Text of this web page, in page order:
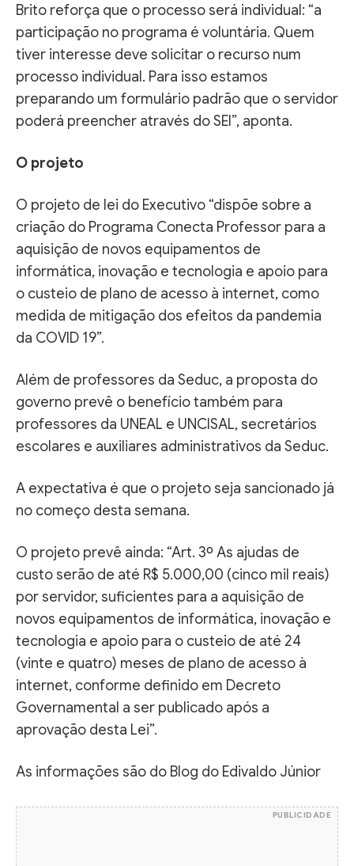
Brito reforça que o processo será individual: “a
participação no programa é voluntária. Quem
tiver interesse deve solicitar o recurso num
processo individual. Para isso estamos
preparando um formulário padrão que o servidor
poderá preencher através do SEI”, aponta.
O projeto
O projeto de lei do Executivo “dispõe sobre a
criação do Programa Conecta Professor para a
aquisição de novos equipamentos de
informática, inovação e tecnologia e apoio para
o custeio de plano de acesso à internet, como
medida de mitigação dos efeitos da pandemia
da COVID 19”.
Além de professores da Seduc, a proposta do
governo prevê o benefício também para
professores da UNEAL e UNCISAL, secretários
escolares e auxiliares administrativos da Seduc.
A expectativa é que o projeto seja sancionado já
no começo desta semana.
O projeto prevê ainda: “Art. 3º As ajudas de
custo serão de até R$ 5.000,00 (cinco mil reais)
por servidor, suficientes para a aquisição de
novos equipamentos de informática, inovação e
tecnologia e apoio para o custeio de até 24
(vinte e quatro) meses de plano de acesso à
internet, conforme definido em Decreto
Governamental a ser publicado após a
aprovação desta Lei”.
As informações são do Blog do Edivaldo Júnior
PUBLICIDADE